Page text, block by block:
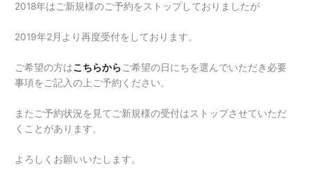
2018年はご新規様のご予約をストップしておりましたが
2019年2月より再度受付をしております。
ご希望の方はこちらからご希望の日にちを選んでいただき必要
事項をご記入の上ご予約ください。
またご予約状況を見てご新規様の受付はストップさせていただ
くことがあります。
よろしくお願いいたします。